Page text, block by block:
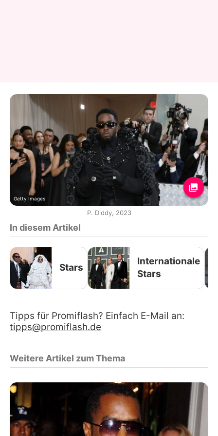
Getty Images
P. Diddy, 2023
In diesem Artikel
Stars
Internationale
Stars
Tipps für Promiflash? Einfach E-Mail an:
tipps@promiflash.de
Weitere Artikel zum Thema